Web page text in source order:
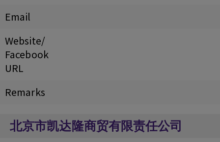
Email
Website/
Facebook
URL
Remarks
北京市凯达隆商贸有限责任公司